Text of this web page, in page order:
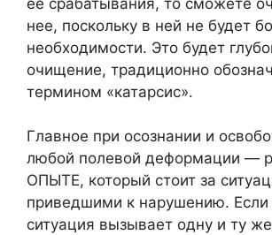
нее, поскольку в ней не будет
необходимости. Это будет
очищение, традиционно
термином «катарсис».
Главное при осознании и
любой полевой деформации —
ОПЫТЕ, который стоит за
приведшими к нарушению. Если
ситуация вызывает одну и ту